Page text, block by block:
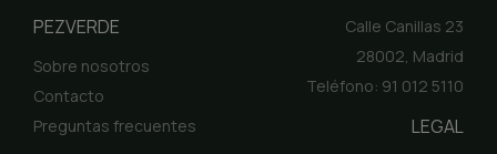
PEZVERDE
Sobre nosotros
Contacto
Preguntas frecuentes
Calle Canillas 23
28002, Madrid
Teléfono: 91 012 5110
LEGAL